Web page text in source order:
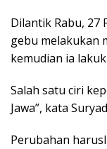
Dilantik Rabu, 27
gebu melakukan
kemudian ia
Salah satu ciri
Jawa”, kata
Perubahan